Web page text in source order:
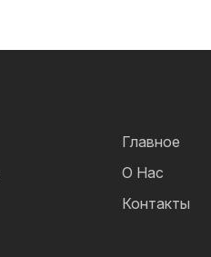
Главное
О Нас
Контакты